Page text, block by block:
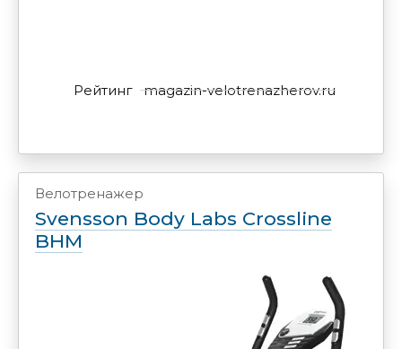
Рейтинг magazin-velotrenazherov.ru
Велотренажер
Svensson Body Labs Crossline
BHM